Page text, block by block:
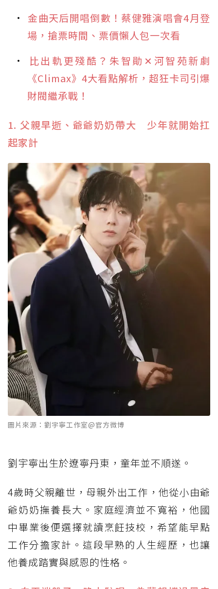
金曲天后開唱倒數！蔡健雅演唱會4月登
場，搶票時間、票價懶人包一次看
比出軌更殘酷？朱智勛✕河智苑新劇
《Climax》4大看點解析，超狂卡司引爆
財閥繼承戰！
1. 父親早逝、爺爺奶奶帶大 少年就開始扛
起家計
圖片來源：劉宇寧工作室@官方微博
劉宇寧出生於遼寧丹東，童年並不順遂。
4歲時父親離世，母親外出工作，他從小由爺
爺奶奶撫養長大。家庭經濟並不寬裕，他國
中畢業後便選擇就讀烹飪技校，希望能早點
工作分擔家計。這段早熟的人生經歷，也讓
他養成踏實與感恩的性格。